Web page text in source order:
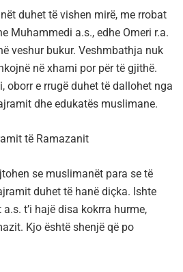
duhet të vishen mirë, me rrobat
Muhammedi a.s., edhe Omeri r.a.
veshur bukur. Veshmbathja nuk
në xhami por për të gjithë.
oborr e rrugë duhet të dallohet nga
dhe edukatës muslimane.
të Ramazanit
se muslimanët para se të
duhet të hanë diçka. Ishte
t’i hajë disa kokrra hurme,
Kjo është shenjë që po